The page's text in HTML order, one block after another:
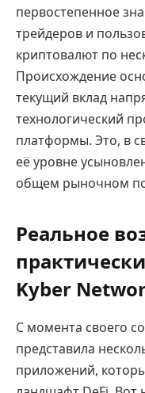
первостепенное
трейдеров и
криптовалют по
Происхождение
текущий вклад
технологический
платформы. Это, в
её уровне
общем рыночном
Реальное
Kyber
С момента своего
представила
приложений,